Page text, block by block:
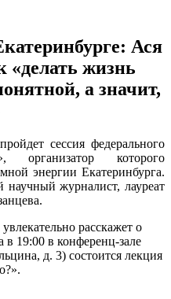
Ася
«делать жизнь
а значит,
сессия федерального
организатор которого
энергии Екатеринбурга.
научный журналист, лауреат
расскажет о
19:00 в конференц-зале
д. 3) состоится лекция